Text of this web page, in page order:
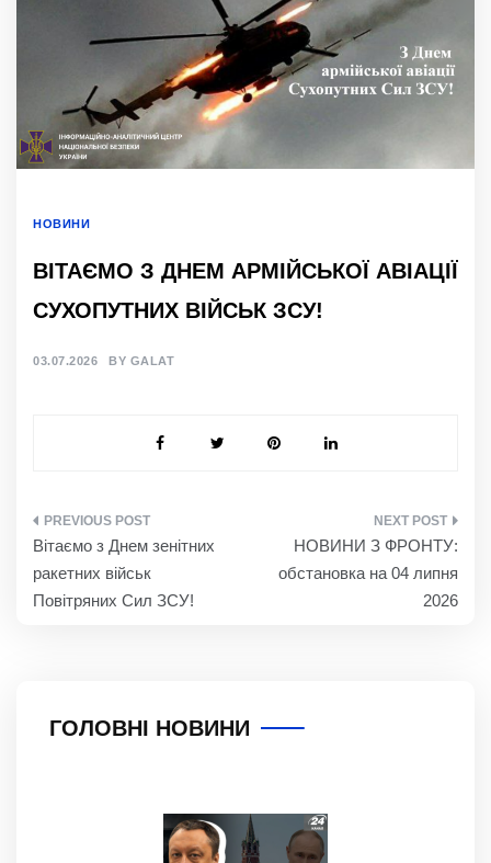
НОВИНИ
ВІТАЄМО З ДНЕМ АРМІЙСЬКОЇ АВІАЦІЇ
СУХОПУТНИХ ВІЙСЬК ЗСУ!
03.07.2026 BY GALAT
НАВІГАЦІЯ
ЗАПИСІВ
Вітаємо з Днем зенітних
ракетних військ
Повітряних Сил ЗСУ!
НОВИНИ З ФРОНТУ:
обстановка на 04 липня
2026
ГОЛОВНІ НОВИНИ